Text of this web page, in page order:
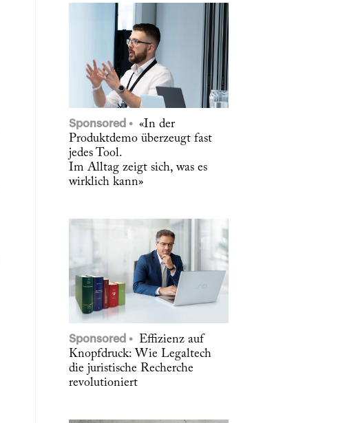
Sponsored
«In der
Produktdemo überzeugt fast
jedes Tool.
Im Alltag zeigt sich, was es
wirklich kann»
Sponsored
Effizienz auf
Knopfdruck: Wie Legaltech
die juristische Recherche
revolutioniert